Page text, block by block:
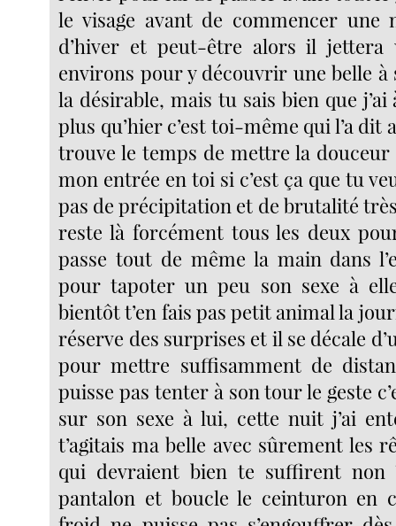
le visage avant de commencer une
d’hiver et peut-être alors il
environs pour y découvrir une belle à
la désirable, mais tu sais bien que
plus qu’hier c’est toi-même qui l’a dit
trouve le temps de mettre la douceur
mon entrée en toi si c’est ça que tu
pas de précipitation et de brutalité
reste là forcément tous les deux
passe tout de même la main dans
pour tapoter un peu son sexe à
bientôt t’en fais pas petit animal la
réserve des surprises et il se décale
pour mettre suffisamment de
puisse pas tenter à son tour le geste
sur son sexe à lui, cette nuit j’ai
t’agitais ma belle avec sûrement les
qui devraient bien te suffirent non
pantalon et boucle le ceinturon en